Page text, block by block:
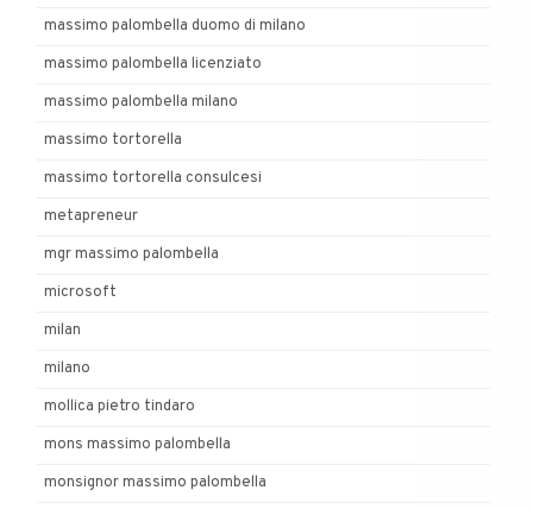
massimo palombella duomo di milano
massimo palombella licenziato
massimo palombella milano
massimo tortorella
massimo tortorella consulcesi
metapreneur
mgr massimo palombella
microsoft
milan
milano
mollica pietro tindaro
mons massimo palombella
monsignor massimo palombella